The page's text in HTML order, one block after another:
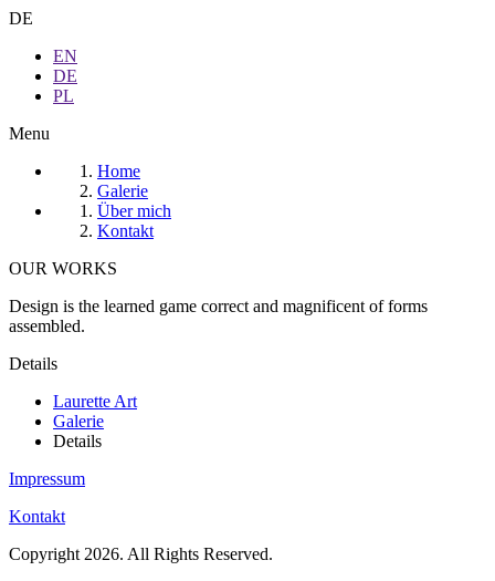
DE
EN
DE
PL
Menu
Home
Galerie
Über mich
Kontakt
OUR WORKS
Design is the learned game correct and magnificent of forms
assembled.
Details
Laurette Art
Galerie
Details
Impressum
Kontakt
Copyright 2026. All Rights Reserved.